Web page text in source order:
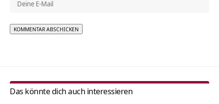
Das könnte dich auch interessieren